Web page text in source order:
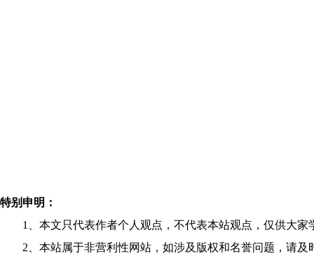
特别申明：
1、本文只代表作者个人观点，不代表本站观点，仅供大家
2、本站属于非营利性网站，如涉及版权和名誉问题，请